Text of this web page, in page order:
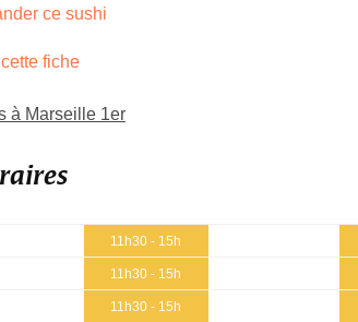
ce sushi
fiche
à Marseille 1er
11h30 - 15h
11h30 - 15h
11h30 - 15h